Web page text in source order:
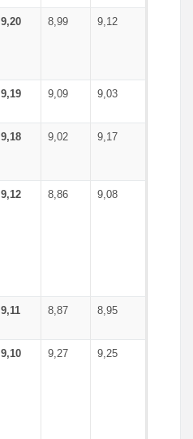
9,20 8,99 9,12
9,19 9,09 9,03
9,18 9,02 9,17
9,12 8,86 9,08
9,11 8,87 8,95
9,10 9,27 9,25